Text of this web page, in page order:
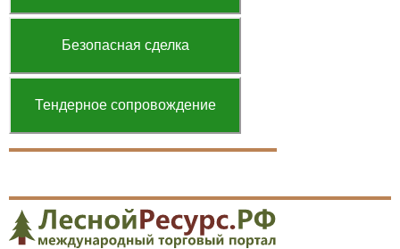
Безопасная сделка
Тендерное сопровождение